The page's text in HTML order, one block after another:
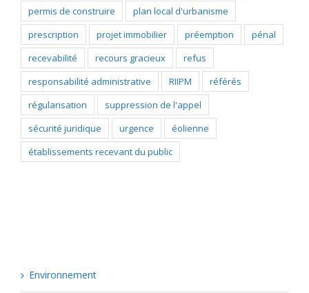
permis de construire
plan local d'urbanisme
prescription
projet immobilier préemption
pénal
recevabilité
recours gracieux
refus
responsabilité administrative
RIIPM
référés
régularisation
suppression de l'appel
sécurité juridique
urgence
éolienne
établissements recevant du public
Environnement